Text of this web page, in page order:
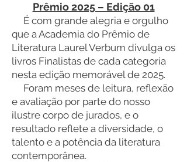
Prêmio 2025 – Edição 01
É com grande alegria e orgulho
que a Academia do Prêmio de
Literatura Laurel Verbum divulga os
livros Finalistas de cada categoria
nesta edição memorável de 2025.
Foram meses de leitura, reflexão
e avaliação por parte do nosso
ilustre corpo de jurados, e o
resultado reflete a diversidade, o
talento e a potência da literatura
contemporânea.